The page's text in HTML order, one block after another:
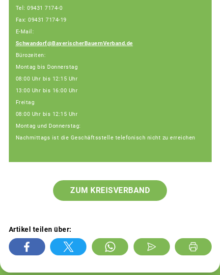
Tel: 09431 7174-0
Fax: 09431 7174-19
E-Mail:
Schwandorf@BayerischerBauernVerband.de
Bürozeiten:
Montag bis Donnerstag
08:00 Uhr bis 12:15 Uhr
13:00 Uhr bis 16:00 Uhr
Freitag
08:00 Uhr bis 12:15 Uhr
Montag und Donnerstag:
Nachmittags ist die Geschäftsstelle telefonisch nicht zu erreichen
ZUM KREISVERBAND
Artikel teilen über: